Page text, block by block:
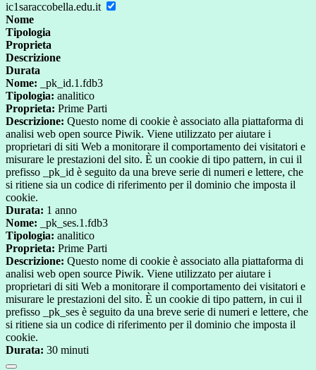
ic1saraccobella.edu.it
Nome
Tipologia
Proprieta
Descrizione
Durata
Nome: _pk_id.1.fdb3
Tipologia: analitico
Proprieta: Prime Parti
Descrizione: Questo nome di cookie è associato alla piattaforma di
analisi web open source Piwik. Viene utilizzato per aiutare i
proprietari di siti Web a monitorare il comportamento dei visitatori e
misurare le prestazioni del sito. È un cookie di tipo pattern, in cui il
prefisso _pk_id è seguito da una breve serie di numeri e lettere, che
si ritiene sia un codice di riferimento per il dominio che imposta il
cookie.
Durata: 1 anno
Nome: _pk_ses.1.fdb3
Tipologia: analitico
Proprieta: Prime Parti
Descrizione: Questo nome di cookie è associato alla piattaforma di
analisi web open source Piwik. Viene utilizzato per aiutare i
proprietari di siti Web a monitorare il comportamento dei visitatori e
misurare le prestazioni del sito. È un cookie di tipo pattern, in cui il
prefisso _pk_ses è seguito da una breve serie di numeri e lettere, che
si ritiene sia un codice di riferimento per il dominio che imposta il
cookie.
Durata: 30 minuti